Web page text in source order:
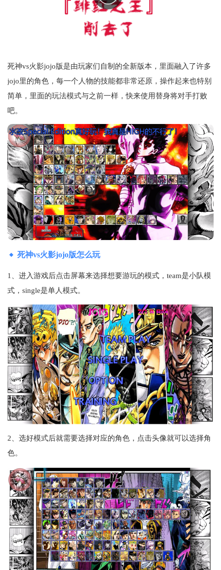
死神vs火影jojo版是由玩家们自制的全新版本，里面融入了许多
jojo里的角色，每一个人物的技能都非常还原，操作起来也特别
简单，里面的玩法模式与之前一样，快来使用替身将对手打败
吧。
死神vs火影jojo版怎么玩
1、进入游戏后点击屏幕来选择想要游玩的模式，team是小队模
式，single是单人模式。
2、选好模式后就需要选择对应的角色，点击头像就可以选择角
色。